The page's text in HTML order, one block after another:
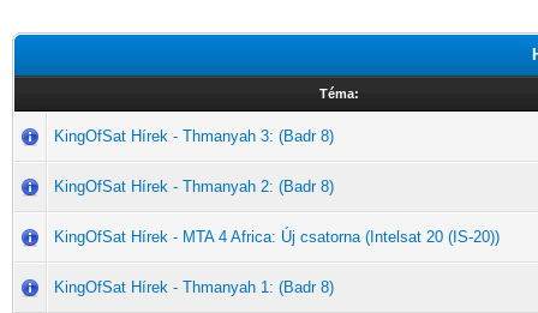
Téma:
KingOfSat Hírek - Thmanyah 3: (Badr 8)
KingOfSat Hírek - Thmanyah 2: (Badr 8)
KingOfSat Hírek - MTA 4 Africa: Új csatorna (Intelsat 20 (IS-20))
KingOfSat Hírek - Thmanyah 1: (Badr 8)